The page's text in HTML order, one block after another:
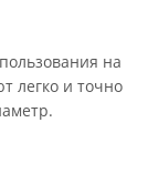
на
легко и точно